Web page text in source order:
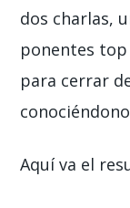
dos charlas,
ponentes
para cerrar
Aquí va el